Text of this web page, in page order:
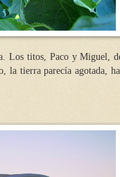
titos, Paco y Miguel,
tierra parecía agotada,